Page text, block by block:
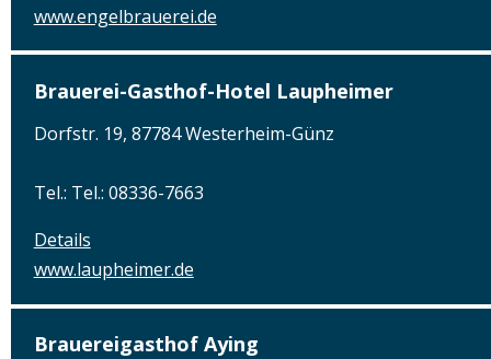
www.engelbrauerei.de
Brauerei-Gasthof-Hotel Laupheimer
Dorfstr. 19, 87784 Westerheim-Günz
Tel.: Tel.: 08336-7663
Details
www.laupheimer.de
Brauereigasthof Aying